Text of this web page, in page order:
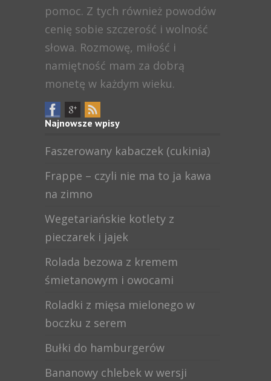
pomoc. Z tych również powodów
cenię sobie szczerość i wolność
słowa. Rozmowę, miłość i
namiętność mam za dobrą
monetę w każdym wieku.
Najnowsze wpisy
Faszerowany kabaczek (cukinia)
Frappe – czyli nie ma to ja kawa
na zimno
Wegetariańskie kotlety z
pieczarek i jajek
Rolada bezowa z kremem
śmietanowym i owocami
Roladki z mięsa mielonego w
boczku z serem
Bułki do hamburgerów
Bananowy chlebek w wersji